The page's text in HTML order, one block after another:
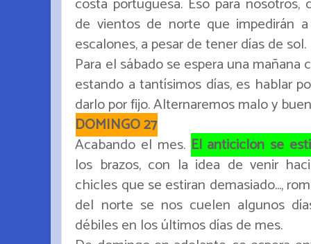
de vientos de norte que impedirán
escalones, a pesar de tener días de sol.
Para el sábado se espera una
estando a tantísimos días, es hablar
darlo por fijo. Alternaremos malo y
DOMINGO 27
Acabando el mes. El anticiclón se
los brazos, con la idea de venir
chicles que se estiran demasiado...,
del norte se nos cuelen algunos
débiles en los últimos días de mes.